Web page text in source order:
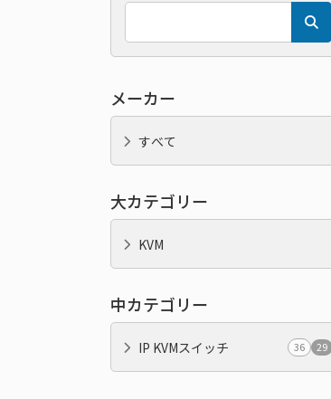
メーカー
すべて
大カテゴリー
KVM
中カテゴリー
IP KVMスイッチ 36 29